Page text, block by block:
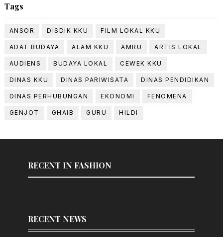
Tags
ANSOR DISDIK KKU FILM LOKAL KKU
ADAT BUDAYA ALAM KKU AMRU ARTIS LOKAL
AUDIENS BUDAYA LOKAL CEWEK KKU
DINAS KKU DINAS PARIWISATA DINAS PENDIDIKAN
DINAS PERHUBUNGAN EKONOMI FENOMENA
GENJOT GHAIB GURU HILDI
RECENT IN FASHION
RECENT NEWS